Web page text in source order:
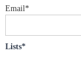
e
r
Email*
Lists*